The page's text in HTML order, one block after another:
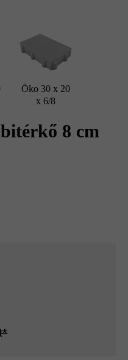
Öko 30 x 20
x 6/8
8 cm